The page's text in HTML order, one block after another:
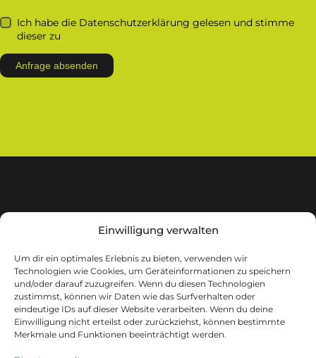
Einwilligung verwalten
Um dir ein optimales Erlebnis zu bieten, verwenden wir
Technologien wie Cookies, um Geräteinformationen zu speichern
und/oder darauf zuzugreifen. Wenn du diesen Technologien
zustimmst, können wir Daten wie das Surfverhalten oder
eindeutige IDs auf dieser Website verarbeiten. Wenn du deine
Einwilligung nicht erteilst oder zurückziehst, können bestimmte
Merkmale und Funktionen beeinträchtigt werden.
Ich habe die Datenschutzerklärung gelesen und stimme
dieser zu
m.i.b GmbH
Lindgesfeld 31
42653 Solingen